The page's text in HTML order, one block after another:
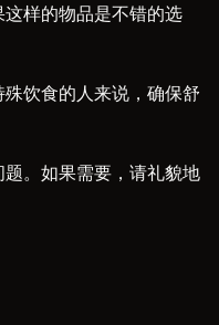
样的物品是不错的选
饮食的人来说，确保舒
。如果需要，请礼貌地